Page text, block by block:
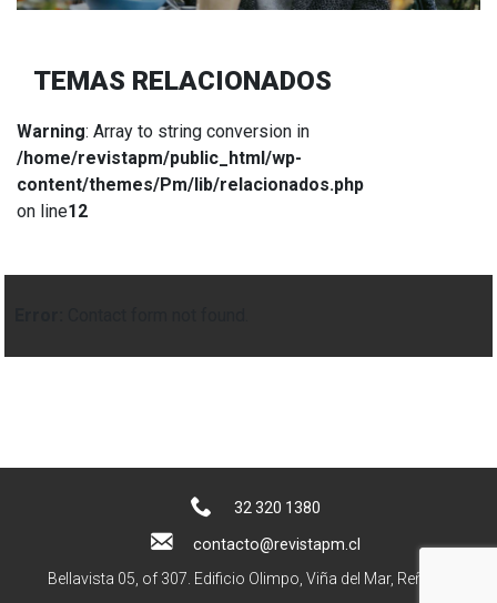
TEMAS RELACIONADOS
Warning: Array to string conversion in
/home/revistapm/public_html/wp-
content/themes/Pm/lib/relacionados.php
on line12
32 320 1380
contacto@revistapm.cl
Bellavista 05, of 307. Edificio Olimpo, Viña del Mar, Reñaca